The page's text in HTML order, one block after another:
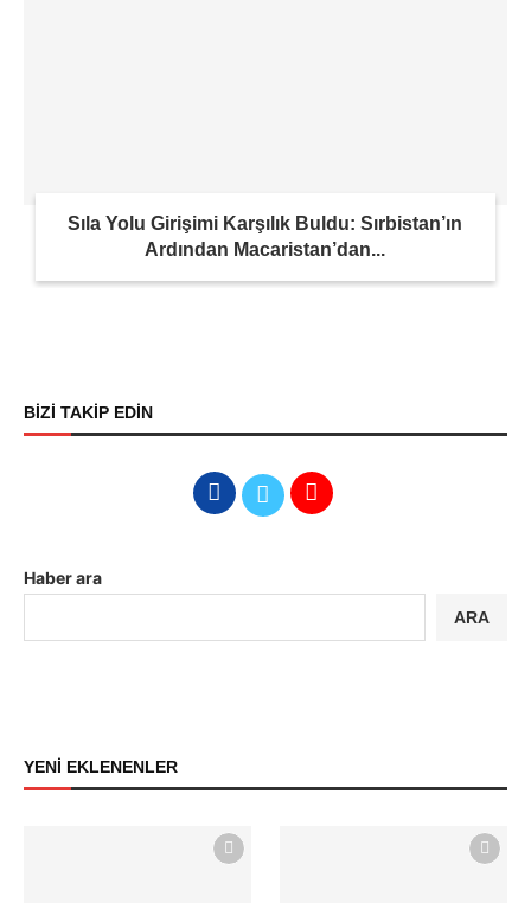
Sıla Yolu Girişimi Karşılık Buldu: Sırbistan’ın
Ardından Macaristan’dan...
BİZİ TAKİP EDİN
Haber ara
ARA
YENİ EKLENENLER